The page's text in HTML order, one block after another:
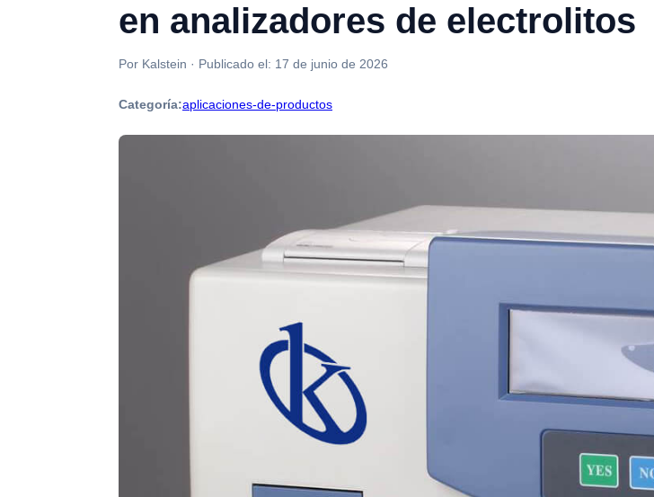
en analizadores de electrolitos
Por Kalstein · Publicado el: 17 de junio de 2026
Categoría:aplicaciones-de-productos